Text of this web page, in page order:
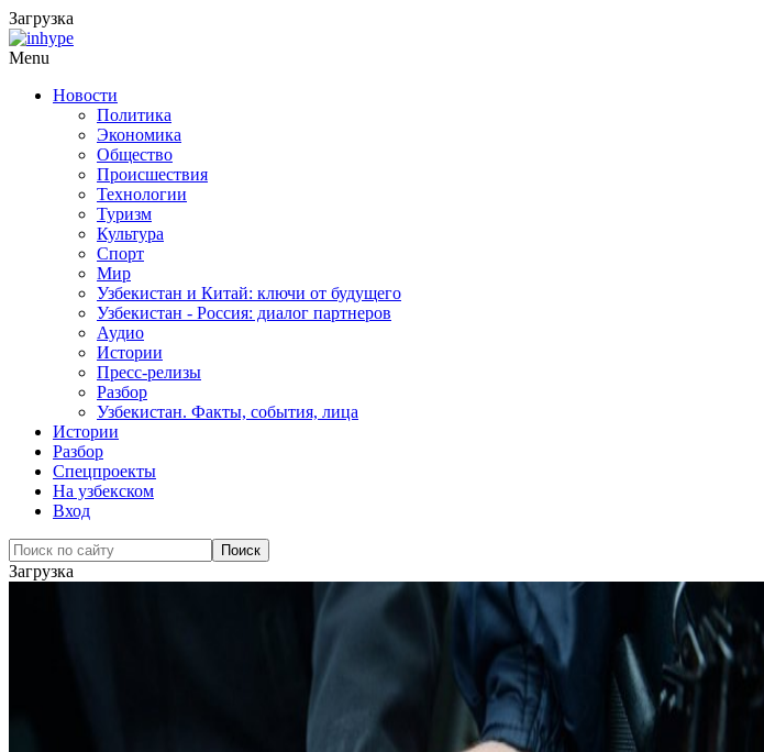
Загрузка
Menu
Новости
Политика
Экономика
Общество
Происшествия
Технологии
Туризм
Культура
Спорт
Мир
Узбекистан и Китай: ключи от будущего
Узбекистан - Россия: диалог партнеров
Аудио
Истории
Пресс-релизы
Разбор
Узбекистан. Факты, события, лица
Истории
Разбор
Спецпроекты
На узбекском
Вход
Загрузка